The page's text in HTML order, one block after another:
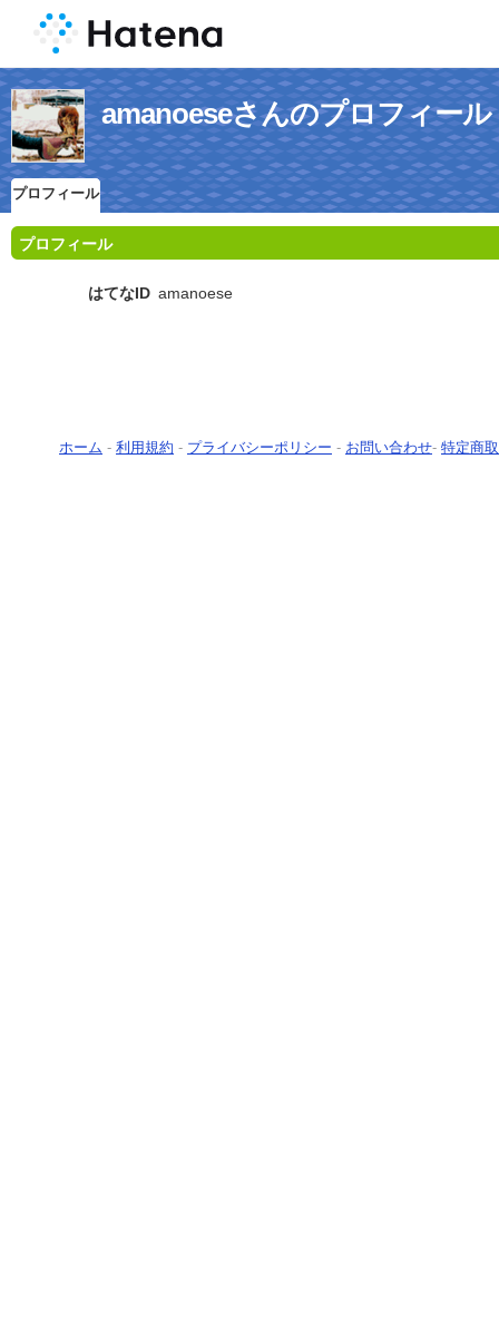
amanoeseさんのプロフィール
プロフィール
プロフィール
はてなID amanoese
ホーム - 利用規約 - プライバシーポリシー - お問い合わせ- 特定商